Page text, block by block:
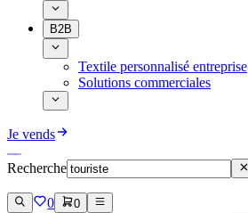
B2B
Textile personnalisé entreprise
Solutions commerciales
Je vends
Recherche
0 0